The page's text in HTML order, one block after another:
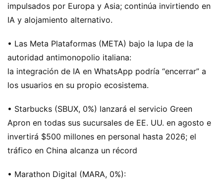
impulsados por Europa y Asia; continúa invirtiendo en
IA y alojamiento alternativo.
• Las Meta Plataformas (META) bajo la lupa de la
autoridad antimonopolio italiana:
la integración de IA en WhatsApp podría “encerrar” a
los usuarios en su propio ecosistema.
• Starbucks (SBUX, 0%) lanzará el servicio Green
Apron en todas sus sucursales de EE. UU. en agosto e
invertirá $500 millones en personal hasta 2026; el
tráfico en China alcanza un récord
• Marathon Digital (MARA, 0%):